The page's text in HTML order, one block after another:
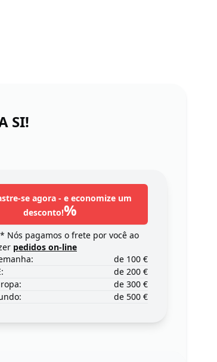
SI!
se agora - e economize um
desconto!%
Nós pagamos o frete por você ao
pedidos on-line
de 100 €
de 200 €
de 300 €
de 500 €